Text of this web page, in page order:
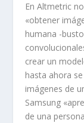
En Altmetric
«obtener
humana -
crear un
hasta ahora
imágenes de
Samsung
de una